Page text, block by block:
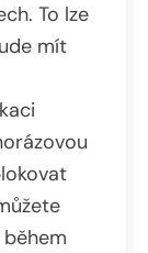
To lze
mít